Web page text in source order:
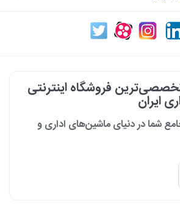
فروشگاه اینترنتی
ایران
شما در دنیای ماشین‌های اداری و
کسب‌وکارها و سازمان‌ها برای افزایش بهره‌وری خود به
دسترسی به ابزارهای کارآمد و قابل اعتماد یک